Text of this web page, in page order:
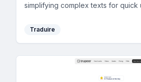
simplifying complex texts for quick
Traduire